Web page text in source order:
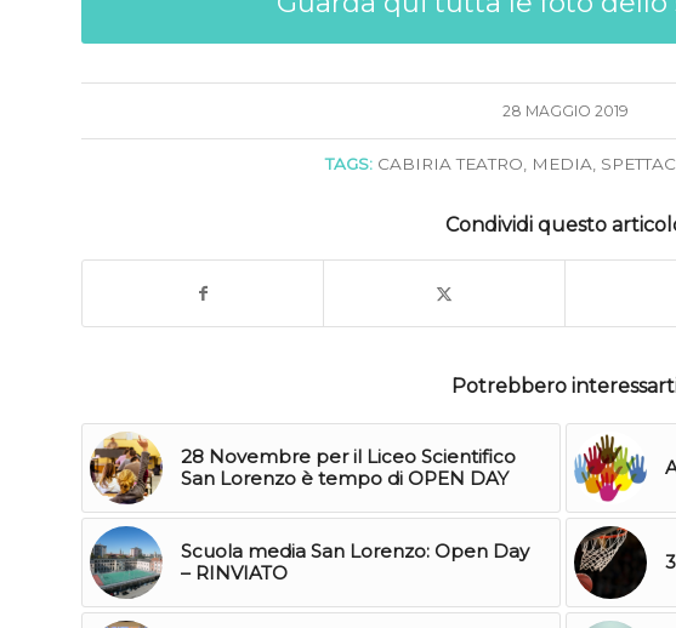
28 MAGGIO 2019
TAGS: CABIRIA TEATRO MEDIA
Condividi questo
Potrebbero
28 Novembre per il Liceo Scientifico
San Lorenzo è tempo di OPEN DAY
Scuola media San Lorenzo: Open Day
– RINVIATO